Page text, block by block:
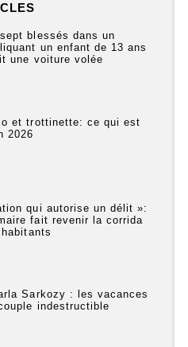
blessés dans un
un enfant de 13 ans
une voiture volée
et trottinette: ce qui est
2026
qui autorise un délit »:
fait revenir la corrida
Sarkozy : les vacances
indestructible